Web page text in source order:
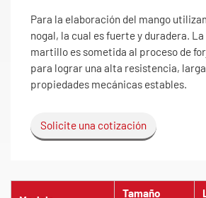
Para la elaboración del mango
nogal, la cual es fuerte y duradera. La
martillo es sometida al proceso de
para lograr una alta resistencia,
propiedades mecánicas estables.
Solicite una cotización
Tamaño